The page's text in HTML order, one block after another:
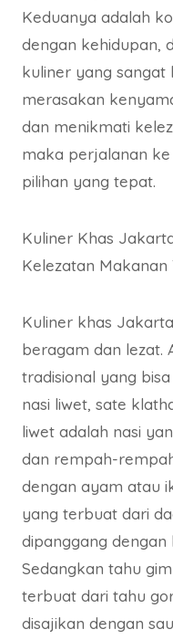
Keduanya adalah
dengan kehidupan,
kuliner yang sangat
merasakan
dan menikmati
maka perjalanan
pilihan yang tepat.
Kuliner Khas
Kelezatan Makanan
Kuliner khas
beragam dan lezat.
tradisional yang
nasi liwet, sate
liwet adalah nasi
dan rempah-
dengan ayam atau
yang terbuat dari
dipanggang
Sedangkan tahu
terbuat dari tahu
disajikan dengan